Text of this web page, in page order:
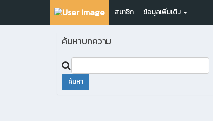
สมาชิก ข้อมูลเพิ่มเติม
ค้นหาบทความ